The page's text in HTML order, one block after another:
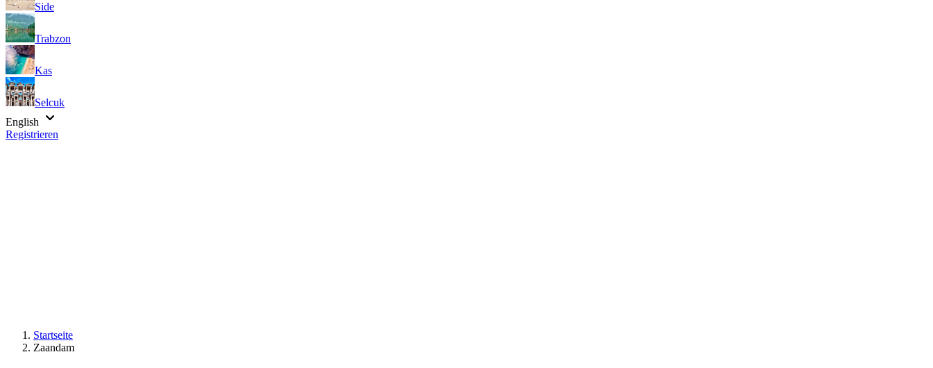
Side
Trabzon
Kas
Selcuk
English
Registrieren
Startseite
Zaandam